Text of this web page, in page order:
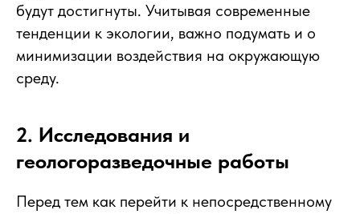
будут достигнуты. Учитывая современные
тенденции к экологии, важно подумать и о
минимизации воздействия на окружающую
среду.
2. Исследования и
геологоразведочные работы
Перед тем как перейти к непосредственному